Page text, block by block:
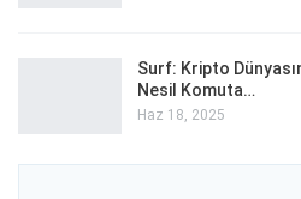
Surf: Kripto
Nesil Komuta…
Haz 18, 2025